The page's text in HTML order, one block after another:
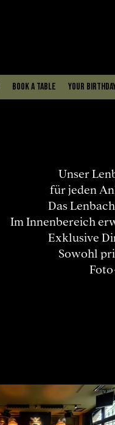
book a table Your
Unser
für jeden
Das
Im Innenbereich
Exklusive
Sowohl